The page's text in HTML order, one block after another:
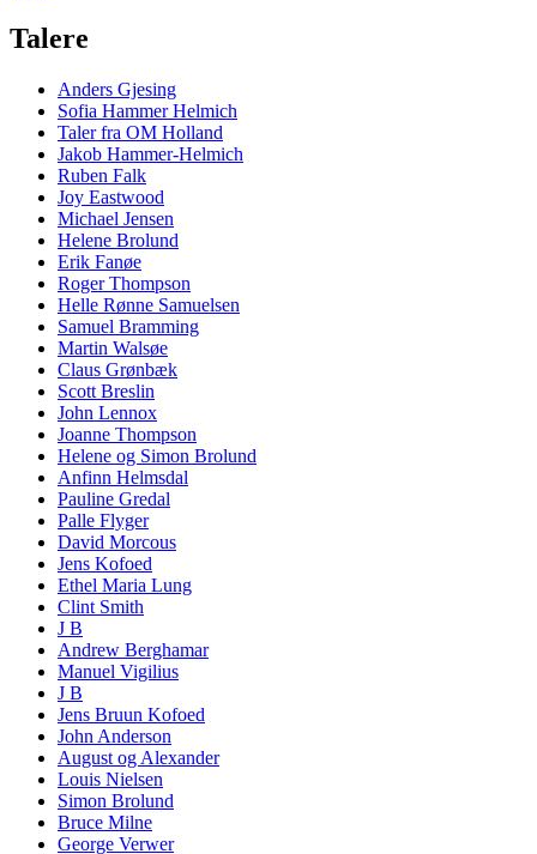
Talere
Anders Gjesing
Sofia Hammer Helmich
Taler fra OM Holland
Jakob Hammer-Helmich
Ruben Falk
Joy Eastwood
Michael Jensen
Helene Brolund
Erik Fanøe
Roger Thompson
Helle Rønne Samuelsen
Samuel Bramming
Martin Walsøe
Claus Grønbæk
Scott Breslin
John Lennox
Joanne Thompson
Helene og Simon Brolund
Anfinn Helmsdal
Pauline Gredal
Palle Flyger
David Morcous
Jens Kofoed
Ethel Maria Lung
Clint Smith
J B
Andrew Berghamar
Manuel Vigilius
J B
Jens Bruun Kofoed
John Anderson
August og Alexander
Louis Nielsen
Simon Brolund
Bruce Milne
George Verwer